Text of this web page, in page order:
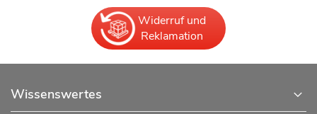
Widerruf und
Reklamation
Wissenswertes